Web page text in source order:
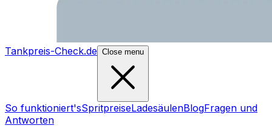
Tankpreis-Check.de Close menu
So funktioniert'sSpritpreiseLadesäulenBlogFragen und
Antworten